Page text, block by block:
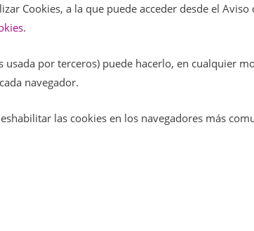
Cookies, a la que puede acceder desde el
.
por terceros) puede hacerlo, en cualquier
navegador.
las cookies en los navegadores más